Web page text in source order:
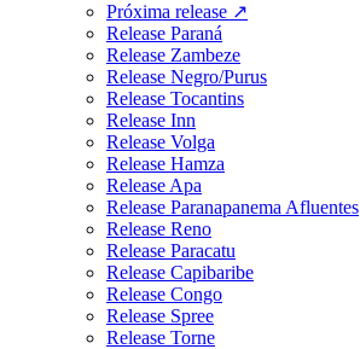
Próxima release ↗
Release Paraná
Release Zambeze
Release Negro/Purus
Release Tocantins
Release Inn
Release Volga
Release Hamza
Release Apa
Release Paranapanema Afluentes
Release Reno
Release Paracatu
Release Capibaribe
Release Congo
Release Spree
Release Torne